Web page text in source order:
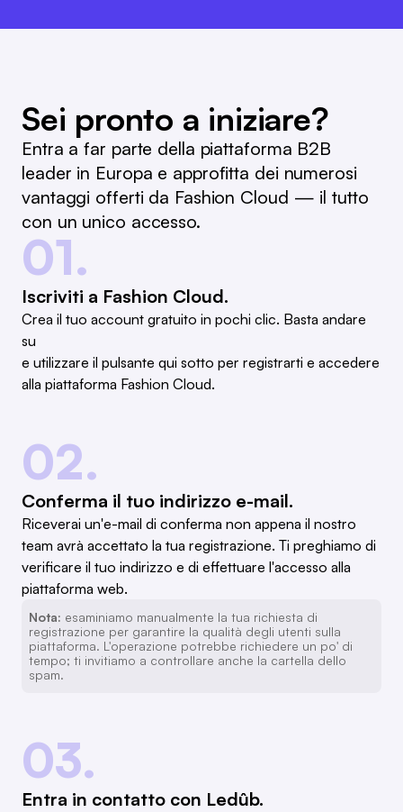
Sei pronto a iniziare?
Entra a far parte della piattaforma B2B
leader in Europa e approfitta dei numerosi
vantaggi offerti da Fashion Cloud — il tutto
con un unico accesso.
01.
Iscriviti a Fashion Cloud.
Crea il tuo account gratuito in pochi clic. Basta andare
su
e utilizzare il pulsante qui sotto per registrarti e accedere
alla piattaforma Fashion Cloud.
02.
Conferma il tuo indirizzo e-mail.
Riceverai un'e-mail di conferma non appena il nostro
team avrà accettato la tua registrazione. Ti preghiamo di
verificare il tuo indirizzo e di effettuare l'accesso alla
piattaforma web.
Nota: esaminiamo manualmente la tua richiesta di
registrazione per garantire la qualità degli utenti sulla
piattaforma. L'operazione potrebbe richiedere un po' di
tempo; ti invitiamo a controllare anche la cartella dello
spam.
03.
Entra in contatto con Ledûb.